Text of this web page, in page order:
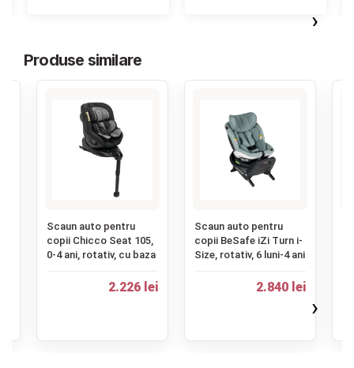
›
Produse similare
Scaun auto pentru
copii Chicco Seat 105,
0-4 ani, rotativ, cu baza
2.226 lei
Scaun auto pentru
copii BeSafe iZi Turn i-
Size, rotativ, 6 luni-4 ani
2.840 lei
›